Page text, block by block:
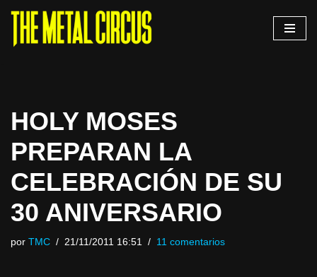
Saltar
HOLY MOSES
PREPARAN LA
CELEBRACIÓN DE SU
30 ANIVERSARIO
por TMC 21/11/2011 16:51 11 comentarios